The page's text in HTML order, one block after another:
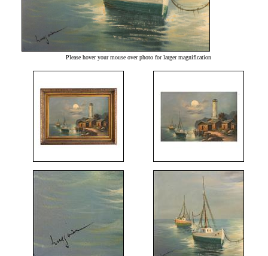
Please hover your mouse over photo for larger magnification